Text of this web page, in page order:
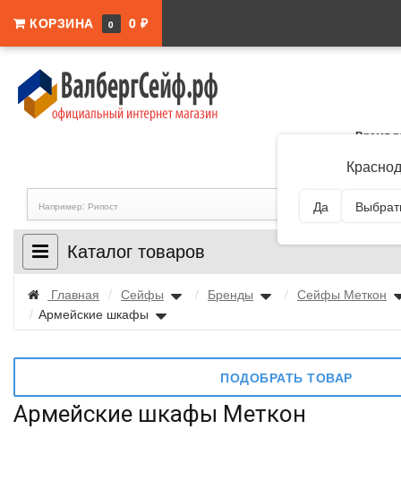
КОРЗИНА 0 0 ₽
Да
Время
Каталог товаров
Главная / Сейфы / Бренды / Сейфы Меткон
/ Армейские шкафы
ПОДОБРАТЬ ТОВАР
Армейские шкафы Меткон